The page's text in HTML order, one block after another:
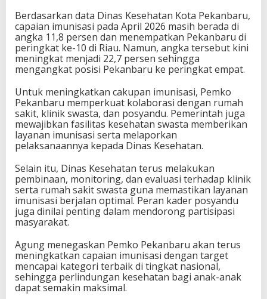
Berdasarkan data Dinas Kesehatan Kota Pekanbaru,
capaian imunisasi pada April 2026 masih berada di
angka 11,8 persen dan menempatkan Pekanbaru di
peringkat ke-10 di Riau. Namun, angka tersebut kini
meningkat menjadi 22,7 persen sehingga
mengangkat posisi Pekanbaru ke peringkat empat.
Untuk meningkatkan cakupan imunisasi, Pemko
Pekanbaru memperkuat kolaborasi dengan rumah
sakit, klinik swasta, dan posyandu. Pemerintah juga
mewajibkan fasilitas kesehatan swasta memberikan
layanan imunisasi serta melaporkan
pelaksanaannya kepada Dinas Kesehatan.
Selain itu, Dinas Kesehatan terus melakukan
pembinaan, monitoring, dan evaluasi terhadap klinik
serta rumah sakit swasta guna memastikan layanan
imunisasi berjalan optimal. Peran kader posyandu
juga dinilai penting dalam mendorong partisipasi
masyarakat.
Agung menegaskan Pemko Pekanbaru akan terus
meningkatkan capaian imunisasi dengan target
mencapai kategori terbaik di tingkat nasional,
sehingga perlindungan kesehatan bagi anak-anak
dapat semakin maksimal.